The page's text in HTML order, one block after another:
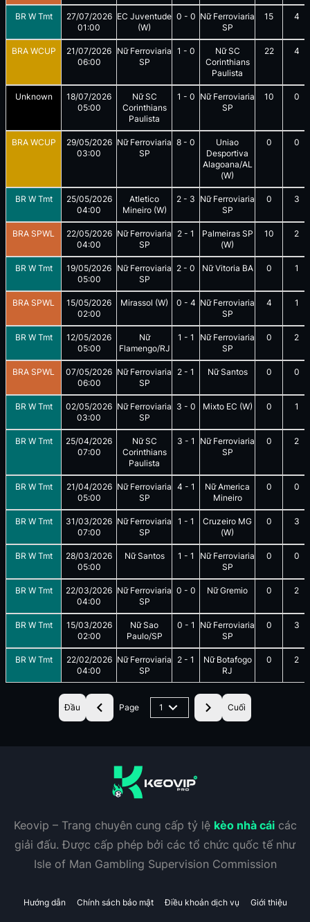
BR W Tmt
27/07/2026
01:00
EC Juventude
(W)
0 - 0 Nữ Ferroviaria
SP
15 4
BRA WCUP
21/07/2026
06:00
Nữ Ferroviaria
SP
1 - 0
Nữ SC
Corinthians
Paulista
22 4
Unknown
18/07/2026
05:00
Nữ SC
Corinthians
Paulista
1 - 0 Nữ Ferroviaria
SP
10 0
BRA WCUP
29/05/2026
03:00
Nữ Ferroviaria
SP
8 - 0
Uniao
Desportiva
Alagoana/AL
(W)
0 0
BR W Tmt
25/05/2026
04:00
Atletico
Mineiro (W)
2 - 3 Nữ Ferroviaria
SP
0 3
BRA SPWL
22/05/2026
04:00
Nữ Ferroviaria
SP
2 - 1
Palmeiras SP
(W)
10 2
BR W Tmt
19/05/2026
05:00
Nữ Ferroviaria
SP
2 - 0 Nữ Vitoria BA 0 1
BRA SPWL
15/05/2026
02:00
Mirassol (W) 0 - 4 Nữ Ferroviaria
SP
4 1
BR W Tmt
12/05/2026
05:00
Nữ
Flamengo/RJ
1 - 1
Nữ Ferroviaria
SP
0 2
BRA SPWL
07/05/2026
06:00
Nữ Ferroviaria
SP
2 - 1 Nữ Santos 0 0
BR W Tmt
02/05/2026
03:00
Nữ Ferroviaria
SP
3 - 0 Mixto EC (W) 0 1
BR W Tmt
25/04/2026
07:00
Nữ SC
Corinthians
Paulista
3 - 1
Nữ Ferroviaria
SP
0 2
BR W Tmt
21/04/2026
05:00
Nữ Ferroviaria
SP
4 - 1
Nữ America
Mineiro
0 0
BR W Tmt
31/03/2026
07:00
Nữ Ferroviaria
SP
1 - 1
Cruzeiro MG
(W)
0 3
BR W Tmt
28/03/2026
05:00
Nữ Santos 1 - 1
Nữ Ferroviaria
SP
0 0
BR W Tmt
22/03/2026
04:00
Nữ Ferroviaria
SP
0 - 0 Nữ Gremio 0 2
BR W Tmt
15/03/2026
02:00
Nữ Sao
Paulo/SP
0 - 1
Nữ Ferroviaria
SP
0 3
BR W Tmt
22/02/2026
04:00
Nữ Ferroviaria
SP
2 - 1
Nữ Botafogo
RJ
0 2
Đầu Page 1 Cuối
Keovip – Trang chuyên cung cấp tỷ lệ kèo nhà cáicác
giải đấu. Được cấp phép bởi các tổ chức quốc tế như
Isle of Man Gambling Supervision Commission
Hướng dẫn Chính sách bảo mật Điều khoản dịch vụ Giới thiệu